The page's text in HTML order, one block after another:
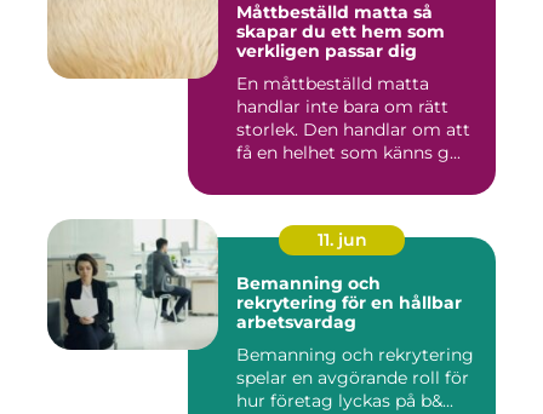
Måttbeställd matta så
skapar du ett hem som
verkligen passar dig
En måttbeställd matta
handlar inte bara om rätt
storlek. Den handlar om att
få en helhet som känns g...
11. jun
Bemanning och
rekrytering för en hållbar
arbetsvardag
Bemanning och rekrytering
spelar en avgörande roll för
hur företag lyckas på b&...